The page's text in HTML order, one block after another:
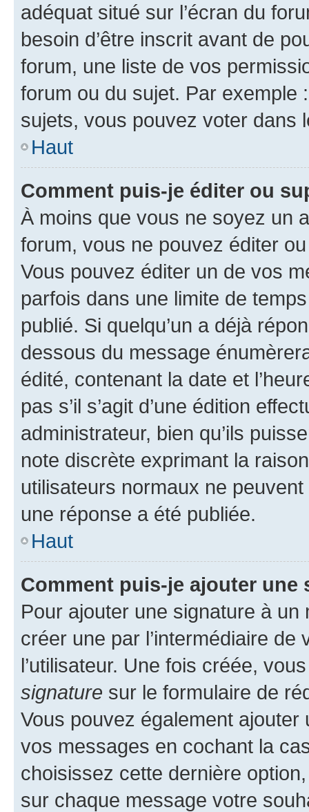
adéquat situé sur l’écran du
besoin d’être inscrit avant de
forum, une liste de vos
forum ou du sujet. Par exemple
sujets, vous pouvez voter dans
Haut
Comment puis-je éditer ou
À moins que vous ne soyez un
forum, vous ne pouvez éditer
Vous pouvez éditer un de vos
parfois dans une limite de
publié. Si quelqu’un a déjà
dessous du message
édité, contenant la date et
pas s’il s’agit d’une édition
administrateur, bien qu’ils
note discrète exprimant la
utilisateurs normaux ne
une réponse a été publiée.
Haut
Comment puis-je ajouter une
Pour ajouter une signature à un
créer une par l’intermédiaire
l’utilisateur. Une fois créée,
signature sur le formulaire de
Vous pouvez également
vos messages en cochant la
choisissez cette dernière
sur chaque message votre